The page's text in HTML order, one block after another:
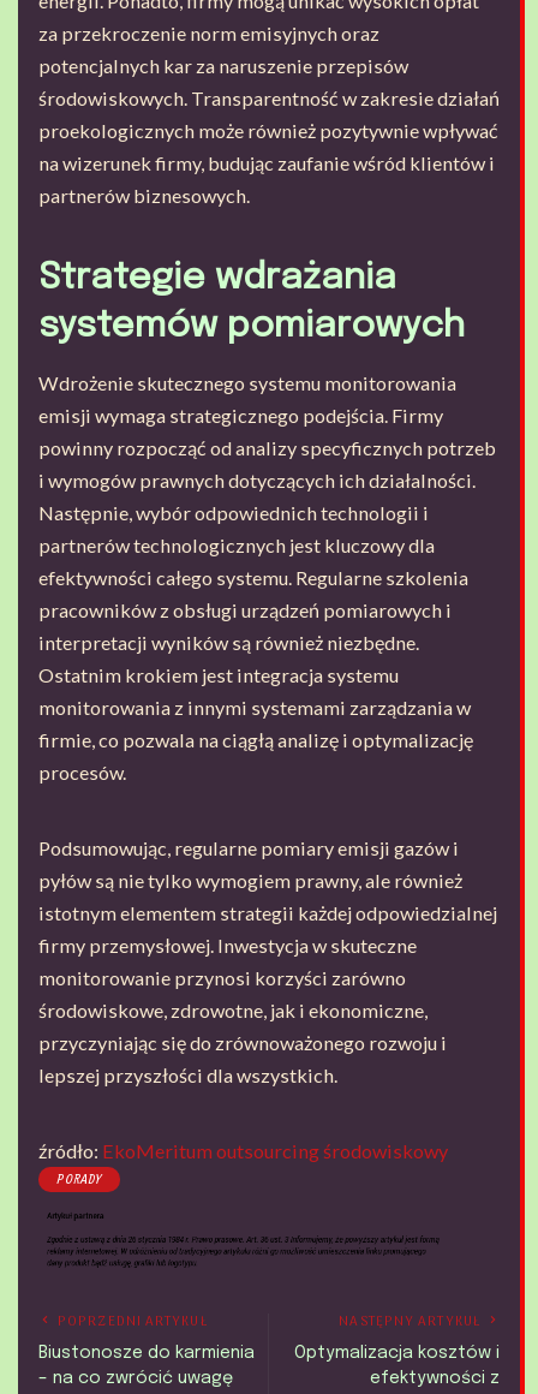
za przekroczenie norm emisyjnych oraz
potencjalnych kar za naruszenie przepisów
środowiskowych. Transparentność w zakresie działań
proekologicznych może również pozytywnie wpływać
na wizerunek firmy, budując zaufanie wśród klientów i
partnerów biznesowych.
Strategie wdrażania
systemów pomiarowych
Wdrożenie skutecznego systemu monitorowania
emisji wymaga strategicznego podejścia. Firmy
powinny rozpocząć od analizy specyficznych potrzeb
i wymogów prawnych dotyczących ich działalności.
Następnie, wybór odpowiednich technologii i
partnerów technologicznych jest kluczowy dla
efektywności całego systemu. Regularne szkolenia
pracowników z obsługi urządzeń pomiarowych i
interpretacji wyników są również niezbędne.
Ostatnim krokiem jest integracja systemu
monitorowania z innymi systemami zarządzania w
firmie, co pozwala na ciągłą analizę i optymalizację
procesów.
Podsumowując, regularne pomiary emisji gazów i
pyłów są nie tylko wymogiem prawny, ale również
istotnym elementem strategii każdej odpowiedzialnej
firmy przemysłowej. Inwestycja w skuteczne
monitorowanie przynosi korzyści zarówno
środowiskowe, zdrowotne, jak i ekonomiczne,
przyczyniając się do zrównoważonego rozwoju i
lepszej przyszłości dla wszystkich.
źródło: EkoMeritum outsourcing środowiskowy
PORADY
POPRZEDNI ARTYKUŁ
Biustonosze do karmienia
– na co zwrócić uwagę
NASTĘPNY ARTYKUŁ
Optymalizacja kosztów i
efektywności z